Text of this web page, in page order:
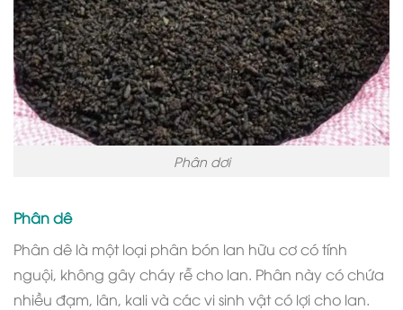
Phân dơi
Phân dê
Phân dê là một loại phân bón lan hữu cơ có tính
nguội, không gây cháy rễ cho lan. Phân này có chứa
nhiều đạm, lân, kali và các vi sinh vật có lợi cho lan.